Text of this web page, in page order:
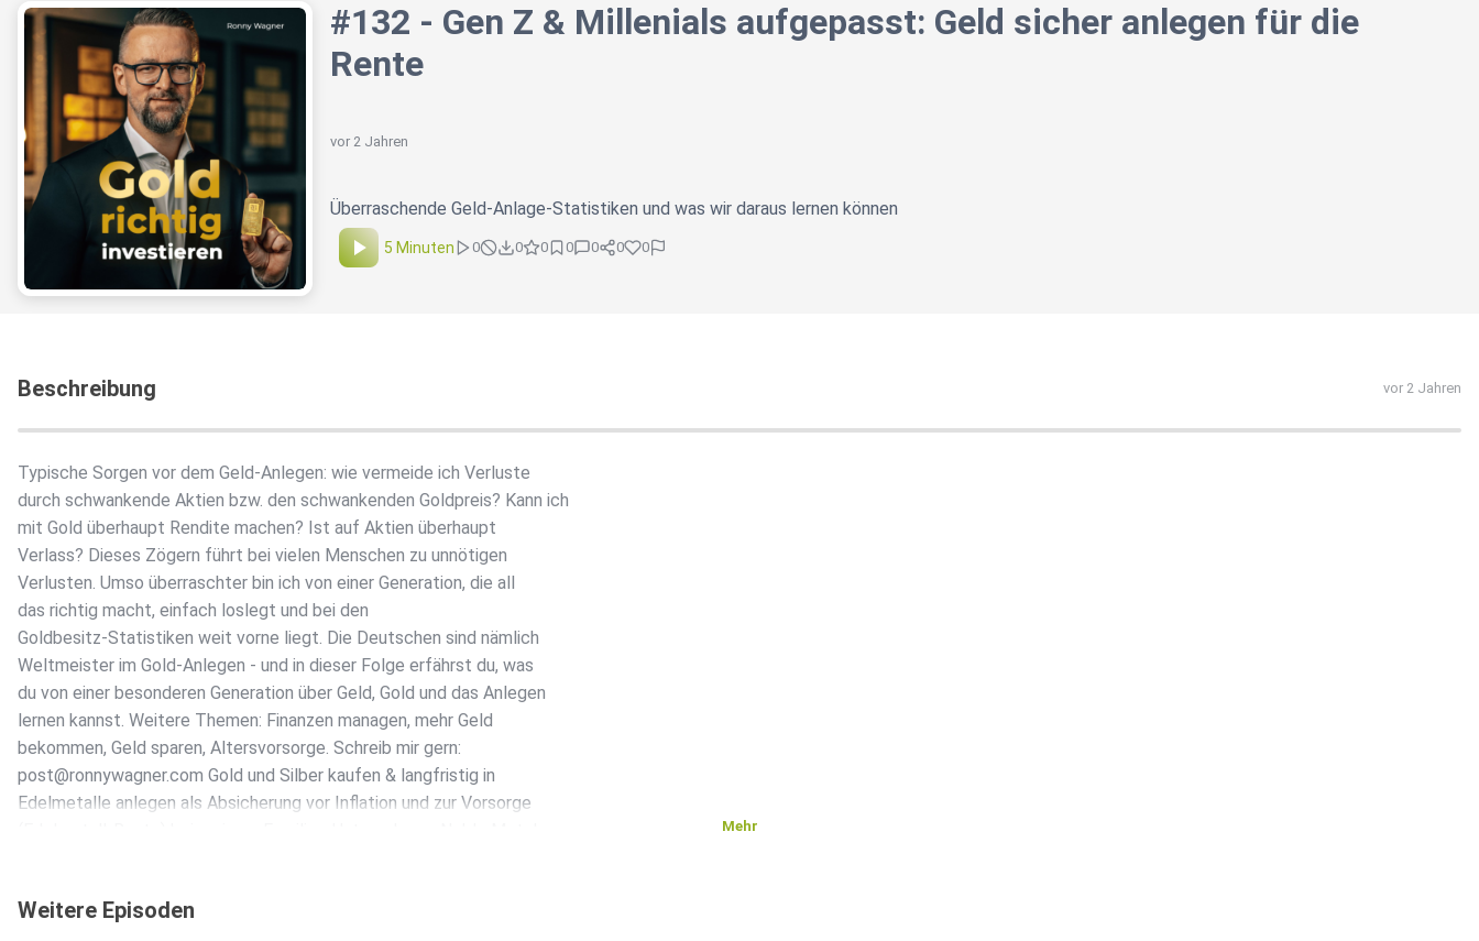
#132 - Gen Z & Millenials aufgepasst: Geld sicher anlegen für die
Rente
vor 2 Jahren
Überraschende Geld-Anlage-Statistiken und was wir daraus lernen können
5 Minuten 0 0 0 0 0 0 0
Beschreibung vor 2 Jahren
Typische Sorgen vor dem Geld-Anlegen: wie vermeide ich Verluste
durch schwankende Aktien bzw. den schwankenden Goldpreis? Kann ich
mit Gold überhaupt Rendite machen? Ist auf Aktien überhaupt
Verlass? Dieses Zögern führt bei vielen Menschen zu unnötigen
Verlusten. Umso überraschter bin ich von einer Generation, die all
das richtig macht, einfach loslegt und bei den
Goldbesitz-Statistiken weit vorne liegt. Die Deutschen sind nämlich
Weltmeister im Gold-Anlegen - und in dieser Folge erfährst du, was
du von einer besonderen Generation über Geld, Gold und das Anlegen
lernen kannst. Weitere Themen: Finanzen managen, mehr Geld
bekommen, Geld sparen, Altersvorsorge. Schreib mir gern:
post@ronnywagner.com Gold und Silber kaufen & langfristig in
Edelmetalle anlegen als Absicherung vor Inflation und zur Vorsorge
Mehr
Weitere Episoden